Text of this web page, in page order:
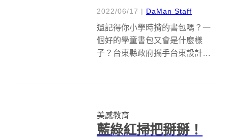
2022/06/17 | DaMan Staff
還記得你小學時揹的書包嗎？一
個好的學童書包又會是什麼樣
子？台東縣政府攜手台東設計中
童身體需求的設計下結合美感思
維，向陽黃的...
美感教育
藍綠紅掃把掰掰！